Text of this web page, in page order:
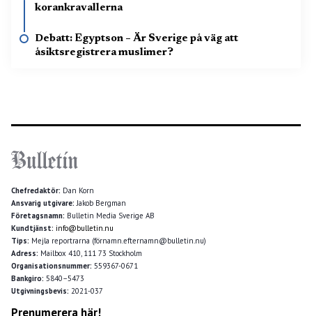
korankravallerna
Debatt: Egyptson – Är Sverige på väg att
åsiktsregistrera muslimer?
Chefredaktör: Dan Korn
Ansvarig utgivare: Jakob Bergman
Företagsnamn: Bulletin Media Sverige AB
Kundtjänst: info@bulletin.nu
Tips: Mejla reportrarna (förnamn.efternamn@bulletin.nu)
Adress: Mailbox 410, 111 73 Stockholm
Organisationsnummer: 559367-0671
Bankgiro: 5840–5473
Utgivningsbevis: 2021-037
Prenumerera här!